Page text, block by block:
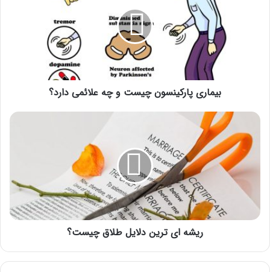
بیماری پارکینسون چیست و چه علائمی دارد؟
ریشه
ترین
دلایل
طلاق
چیست؟
ریشه ای ترین دلایل طلاق چیست؟